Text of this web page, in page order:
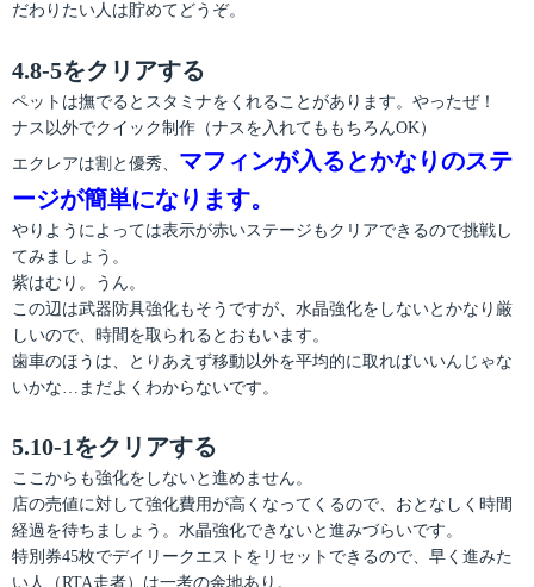
だわりたい人は貯めてどうぞ。
4.8-5をクリアする
ペットは撫でるとスタミナをくれることがあります。やったぜ！
ナス以外でクイック制作（ナスを入れてももちろんOK）
エクレアは割と優秀、 マフィンが入るとかなりのステ
ージが簡単になります。
やりようによっては表示が赤いステージもクリアできるので挑戦し
てみましょう。
紫はむり。うん。
この辺は武器防具強化もそうですが、水晶強化をしないとかなり厳
しいので、時間を取られるとおもいます。
歯車のほうは、とりあえず移動以外を平均的に取ればいいんじゃな
いかな…まだよくわからないです。
5.10-1をクリアする
ここからも強化をしないと進めません。
店の売値に対して強化費用が高くなってくるので、おとなしく時間
経過を待ちましょう。水晶強化できないと進みづらいです。
特別券45枚でデイリークエストをリセットできるので、早く進みた
い人（RTA走者）は一考の余地あり。